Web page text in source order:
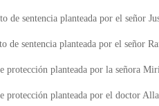
de sentencia planteada por el señor
de sentencia planteada por el señor
protección planteada por la señora
protección planteada por el doctor